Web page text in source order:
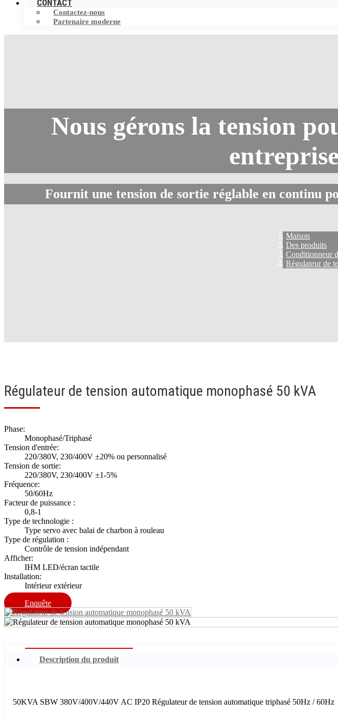
CONTACT
Contactez-nous
Partenaire moderne
Nous gérons la tension
entreprise
Fournit une tension de sortie réglable en continu
Maison
Des produits
Conditionneur
Régulateur de
Régulateur de tension automatique monophasé 50 kVA
Phase:
Monophasé/Triphasé
Tension d'entrée:
220/380V, 230/400V ±20% ou personnalisé
Tension de sortie:
220/380V, 230/400V ±1-5%
Fréquence:
50/60Hz
Facteur de puissance :
0,8-1
Type de technologie :
Type servo avec balai de charbon à rouleau
Type de régulation :
Contrôle de tension indépendant
Afficher:
IHM LED/écran tactile
Installation:
Intérieur extérieur
Enquête
Description du produit
50KVA SBW 380V/400V/440V AC IP20 Régulateur de tension automatique triphasé 50Hz / 60Hz